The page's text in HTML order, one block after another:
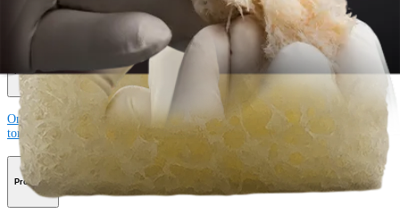
Procedimento
OmbroJoelho CotoveloMão e punhoPé e
tornozeloQuadril Cirurgia cardiotorácica Coluna vertebral
Producto